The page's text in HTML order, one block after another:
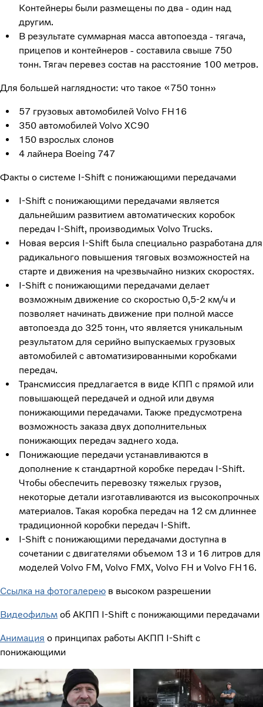
Контейнеры были размещены по два - один над
другим.
В результате суммарная масса автопоезда - тягача,
прицепов и контейнеров - составила свыше 750
тонн. Тягач перевез состав на расстояние 100 метров.
Для большей наглядности: что такое «750 тонн»
57 грузовых автомобилей Volvo FH16
350 автомобилей Volvo XC90
150 взрослых слонов
4 лайнера Boeing 747
Факты о системе I-Shift с понижающими передачами
I-Shift с понижающими передачами является
дальнейшим развитием автоматических коробок
передач I-Shift, производимых Volvo Trucks.
Новая версия I-Shift была специально разработана для
радикального повышения тяговых возможностей на
старте и движения на чрезвычайно низких скоростях.
I-Shift с понижающими передачами делает
возможным движение со скоростью 0,5-2 км/ч и
позволяет начинать движение при полной массе
автопоезда до 325 тонн, что является уникальным
результатом для серийно выпускаемых грузовых
автомобилей с автоматизированными коробками
передач.
Трансмиссия предлагается в виде КПП с прямой или
повышающей передачей и одной или двумя
понижающими передачами. Также предусмотрена
возможность заказа двух дополнительных
понижающих передач заднего хода.
Понижающие передачи устанавливаются в
дополнение к стандартной коробке передач I-Shift.
Чтобы обеспечить перевозку тяжелых грузов,
некоторые детали изготавливаются из высокопрочных
материалов. Такая коробка передач на 12 см длиннее
традиционной коробки передач I-Shift.
I-Shift с понижающими передачами доступна в
сочетании с двигателями объемом 13 и 16 литров для
моделей Volvo FM, Volvo FMX, Volvo FH и Volvo FH16.
Ссылка на фотогалерею в высоком разрешении
Видеофильм об АКПП I-Shift с понижающими передачами
Анимация о принципах работы АКПП I-Shift с
понижающими